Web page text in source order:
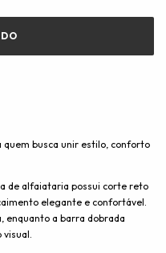
quem busca unir estilo, conforto
de alfaiataria possui corte reto
elegante e confortável.
enquanto a barra dobrada
visual.